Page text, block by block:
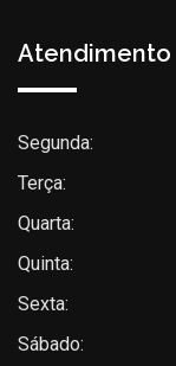
Atendimento
Segunda:
Terça:
Quarta:
Quinta:
Sexta:
Sábado: